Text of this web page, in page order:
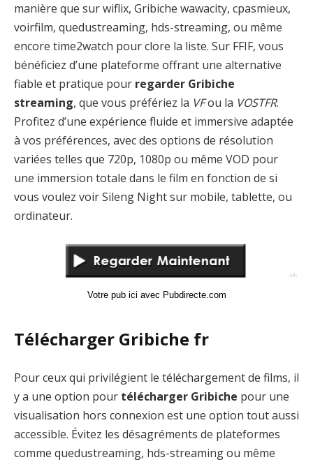
manière que sur wiflix, Gribiche wawacity, cpasmieux,
voirfilm, quedustreaming, hds-streaming, ou même
encore time2watch pour clore la liste. Sur FFIF, vous
bénéficiez d’une plateforme offrant une alternative
fiable et pratique pour regarder Gribiche
streaming, que vous préfériez la VFou la VOSTFR.
Profitez d’une expérience fluide et immersive adaptée
à vos préférences, avec des options de résolution
variées telles que 720p, 1080p ou même VOD pour
une immersion totale dans le film en fonction de si
vous voulez voir Sileng Night sur mobile, tablette, ou
ordinateur.
Votre pub ici avec Pubdirecte.com
Télécharger Gribiche fr
Pour ceux qui privilégient le téléchargement de films, il
y a une option pour télécharger Gribiche pour une
visualisation hors connexion est une option tout aussi
accessible. Évitez les désagréments de plateformes
comme quedustreaming, hds-streaming ou même